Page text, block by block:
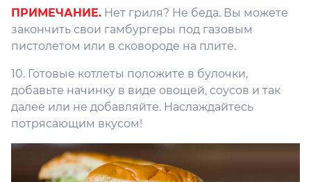
ПРИМЕЧАНИЕ. Нет гриля? Не беда. Вы можете
закончить свои гамбургеры под газовым
пистолетом или в сковороде на плите.
10. Готовые котлеты положите в булочки,
добавьте начинку в виде овощей, соусов и так
далее или не добавляйте. Наслаждайтесь
потрясающим вкусом!